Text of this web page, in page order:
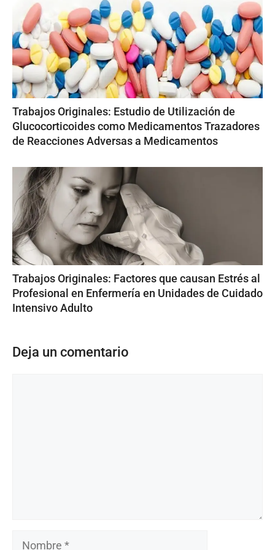
Trabajos Originales: Estudio de Utilización de
Glucocorticoides como Medicamentos Trazadores
de Reacciones Adversas a Medicamentos
Trabajos Originales: Factores que causan Estrés al
Profesional en Enfermería en Unidades de Cuidado
Intensivo Adulto
Deja un comentario
Nombre